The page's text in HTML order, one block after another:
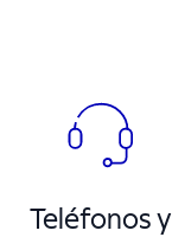
Teléfonos y